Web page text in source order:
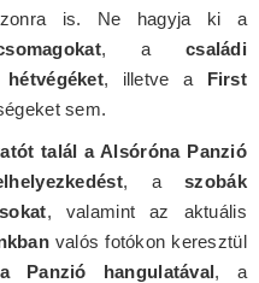
is. Ne hagyja ki a
, a családi
, illetve a First
sem.
talál a Alsóróna Panzió
, aszobák
, valamint az aktuális
valós fotókon keresztül
Panzió hangulatával, a